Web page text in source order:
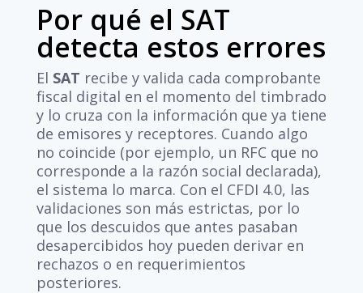
Por qué el SAT
detecta estos errores
El SAT recibe y valida cada comprobante
fiscal digital en el momento del timbrado
y lo cruza con la información que ya tiene
de emisores y receptores. Cuando algo
no coincide (por ejemplo, un RFC que no
corresponde a la razón social declarada),
el sistema lo marca. Con el CFDI 4.0, las
validaciones son más estrictas, por lo
que los descuidos que antes pasaban
desapercibidos hoy pueden derivar en
rechazos o en requerimientos
posteriores.